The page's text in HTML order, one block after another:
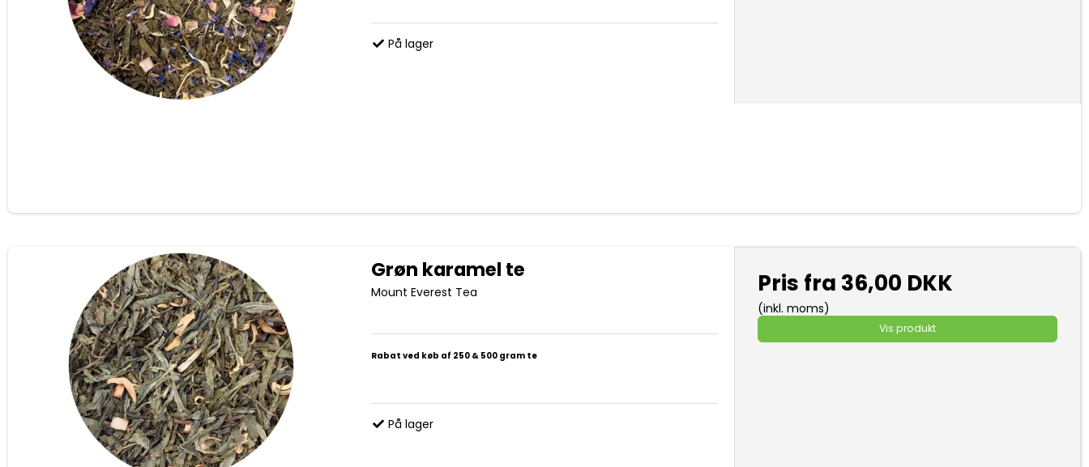
På lager
Grøn karamel te
Mount Everest Tea
Rabat ved køb af 250 & 500 gram te
På lager
Pris fra 36,00 DKK
(inkl. moms)
Vis produkt